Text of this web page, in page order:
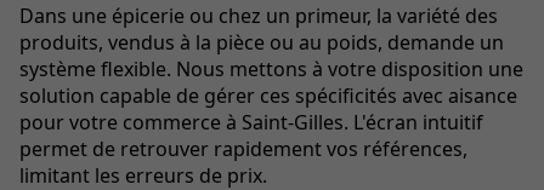
Dans une épicerie ou chez un primeur, la variété des
produits, vendus à la pièce ou au poids, demande un
système flexible. Nous mettons à votre disposition une
solution capable de gérer ces spécificités avec aisance
pour votre commerce à Saint-Gilles. L'écran intuitif
permet de retrouver rapidement vos références,
limitant les erreurs de prix.